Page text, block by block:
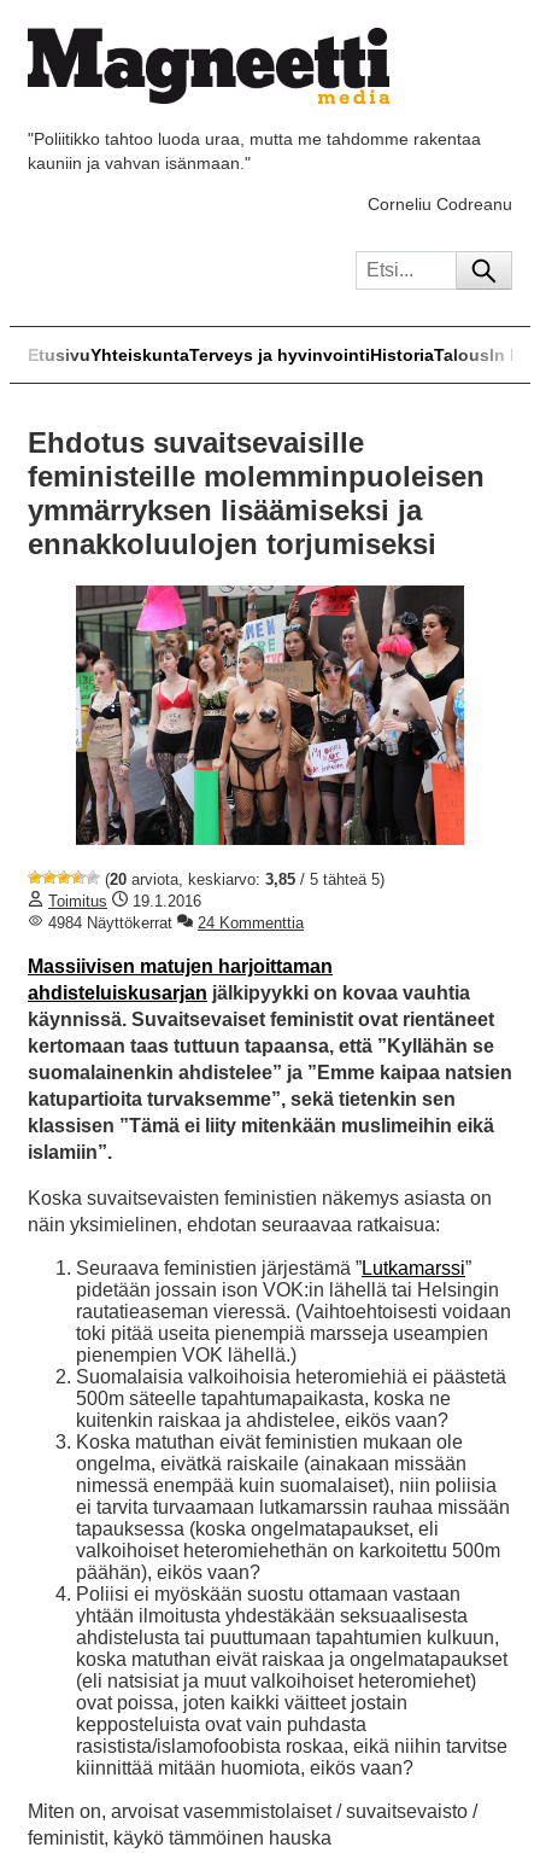
"Poliitikko tahtoo luoda uraa, mutta me tahdomme rakentaa
kauniin ja vahvan isänmaan."
Corneliu Codreanu
EtusivuYhteiskuntaTerveys ja hyvinvointiHistoriaTalousIn
Ehdotus suvaitsevaisille
feministeille molemminpuoleisen
ymmärryksen lisäämiseksi ja
ennakkoluulojen torjumiseksi
(20 arviota, keskiarvo: 3,85 / 5 tähteä 5)
Toimitus
19.1.2016
4984 Näyttökerrat
24 Kommenttia
Massiivisen matujen harjoittaman
ahdisteluiskusarjan jälkipyykki on kovaa vauhtia
käynnissä. Suvaitsevaiset feministit ovat rientäneet
kertomaan taas tuttuun tapaansa, että ”Kyllähän se
suomalainenkin ahdistelee” ja ”Emme kaipaa natsien
katupartioita turvaksemme”, sekä tietenkin sen
klassisen ”Tämä ei liity mitenkään muslimeihin eikä
islamiin”.
Koska suvaitsevaisten feministien näkemys asiasta on
näin yksimielinen, ehdotan seuraavaa ratkaisua:
Seuraava feministien järjestämä ”Lutkamarssi”
pidetään jossain ison VOK:in lähellä tai Helsingin
rautatieaseman vieressä. (Vaihtoehtoisesti voidaan
toki pitää useita pienempiä marsseja useampien
pienempien VOK lähellä.)
Suomalaisia valkoihoisia heteromiehiä ei päästetä
500m säteelle tapahtumapaikasta, koska ne
kuitenkin raiskaa ja ahdistelee, eikös vaan?
Koska matuthan eivät feministien mukaan ole
ongelma, eivätkä raiskaile (ainakaan missään
nimessä enempää kuin suomalaiset), niin poliisia
ei tarvita turvaamaan lutkamarssin rauhaa missään
tapauksessa (koska ongelmatapaukset, eli
valkoihoiset heteromiehethän on karkoitettu 500m
päähän), eikös vaan?
Poliisi ei myöskään suostu ottamaan vastaan
yhtään ilmoitusta yhdestäkään seksuaalisesta
ahdistelusta tai puuttumaan tapahtumien kulkuun,
koska matuthan eivät raiskaa ja ongelmatapaukset
(eli natsisiat ja muut valkoihoiset heteromiehet)
ovat poissa, joten kaikki väitteet jostain
kepposteluista ovat vain puhdasta
rasistista/islamofoobista roskaa, eikä niihin tarvitse
kiinnittää mitään huomiota, eikös vaan?
Miten on, arvoisat vasemmistolaiset / suvaitsevaisto /
feministit, käykö tämmöinen hauska